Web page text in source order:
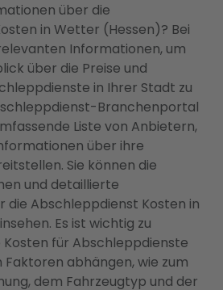
über die
in Wetter (Hessen)? Bei
Informationen, um
über die Preise und
in Ihrer Stadt zu
Branchenportal
Liste von Anbietern,
über ihre
Sie können die
und detaillierte
die Abschleppdienst Kosten in
Es ist wichtig zu
Kosten für Abschleppdienste
abhängen, wie zum
dem Fahrzeugtyp und der